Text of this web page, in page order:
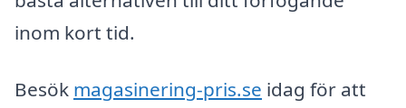
inom kort tid.
Besök magasinering-pris.se idag för att